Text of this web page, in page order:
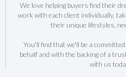
We love helping buyers find their
work with each client individually,
their unique lifestyles,
You'll find that we'll be a
behalf and with the backing of a
with us